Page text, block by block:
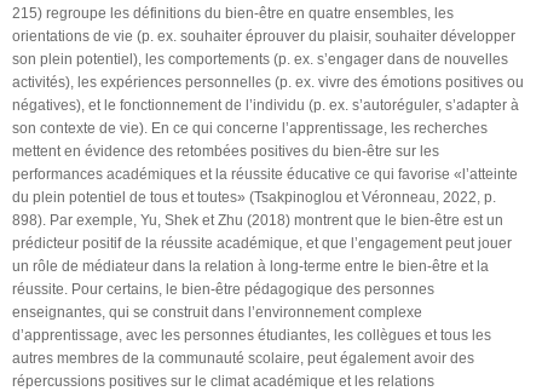
215) regroupe les définitions du bien-être en quatre ensembles, les
orientations de vie (p. ex. souhaiter éprouver du plaisir, souhaiter développer
son plein potentiel), les comportements (p. ex. s’engager dans de nouvelles
activités), les expériences personnelles (p. ex. vivre des émotions positives ou
négatives), et le fonctionnement de l’individu (p. ex. s’autoréguler, s’adapter à
son contexte de vie). En ce qui concerne l’apprentissage, les recherches
mettent en évidence des retombées positives du bien-être sur les
performances académiques et la réussite éducative ce qui favorise «l’atteinte
du plein potentiel de tous et toutes» (Tsakpinoglou et Véronneau, 2022, p.
898). Par exemple, Yu, Shek et Zhu (2018) montrent que le bien-être est un
prédicteur positif de la réussite académique, et que l’engagement peut jouer
un rôle de médiateur dans la relation à long-terme entre le bien-être et la
réussite. Pour certains, le bien-être pédagogique des personnes
enseignantes, qui se construit dans l’environnement complexe
d’apprentissage, avec les personnes étudiantes, les collègues et tous les
autres membres de la communauté scolaire, peut également avoir des
répercussions positives sur le climat académique et les relations